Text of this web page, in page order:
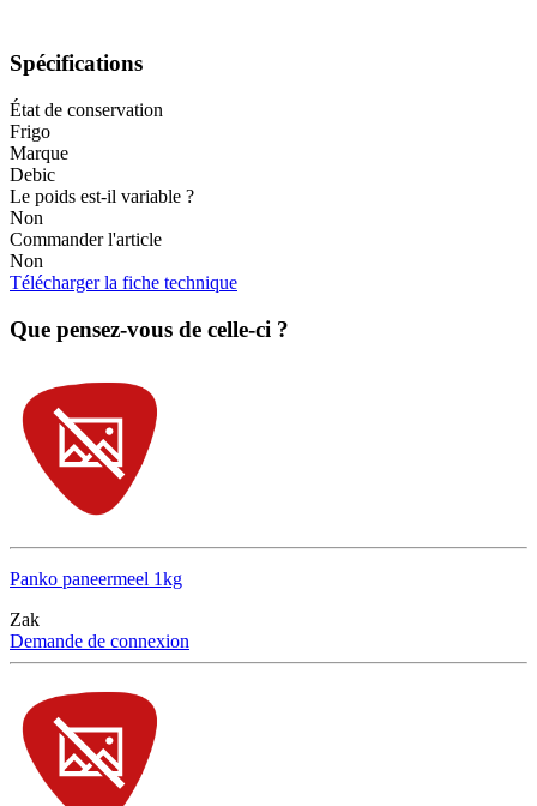
Spécifications
État de conservation
Frigo
Marque
Debic
Le poids est-il variable ?
Non
Commander l'article
Non
Télécharger la fiche technique
Que pensez-vous de celle-ci ?
Panko paneermeel 1kg
Zak
Demande de connexion